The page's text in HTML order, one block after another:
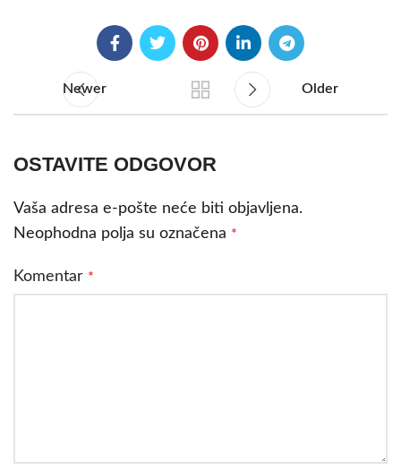
Newer Older
OSTAVITE ODGOVOR
Vaša adresa e-pošte neće biti objavljena.
Neophodna polja su označena *
Komentar *